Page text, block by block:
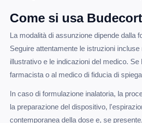
Come si usa Budecort
La modalità di assunzione dipende dalla
Seguire attentamente le istruzioni incluse
illustrativo e le indicazioni del medico. Se
farmacista o al medico di fiducia di
In caso di formulazione inalatoria, la
la preparazione del dispositivo,
contemporanea della dose e, se